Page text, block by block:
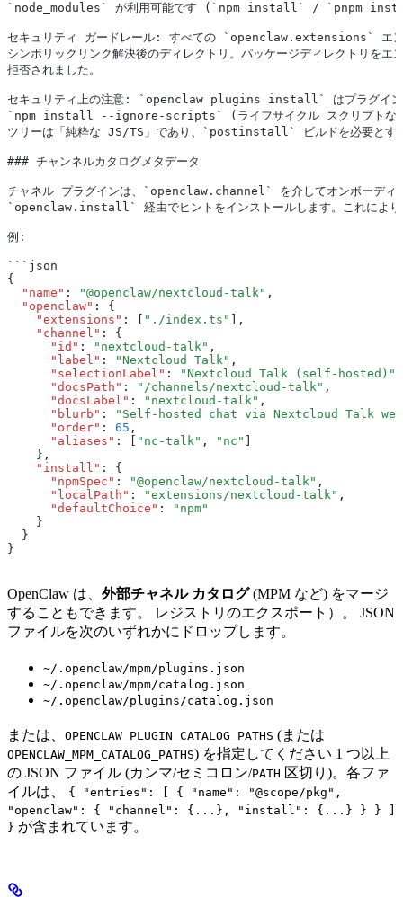
`node_modules` が利用可能です (`npm install` / `pnpm
セキュリティ ガードレール: すべての `openclaw.extensions` エン
シンボリックリンク解決後のディレクトリ。パッケージディレクトリをエ
拒否されました。
セキュリティ上の注意: `openclaw plugins install` はプラグインの
`npm install --ignore-scripts` (ライフサイクル スクリプトなし)
ツリーは「純粋な JS/TS」であり、`postinstall` ビルドを必要とする
### チャンネルカタログメタデータ
チャネル プラグインは、`openclaw.channel` を介してオンボーディ
`openclaw.install` 経由でヒントをインストールします。これにより
例:
```json
{
  "name"
: "@openclaw/nextcloud-talk" ,
  "openclaw"
:
{
    "extensions"
: "./index.ts"
,
    "channel"
:
{
      "id"
: "nextcloud-talk" ,
      "label"
: "Nextcloud Talk" ,
      "selectionLabel"
: "Nextcloud Talk (self-hosted)"
      "docsPath"
: "/channels/nextcloud-talk" ,
      "docsLabel"
: "nextcloud-talk" ,
      "blurb"
:
"Self-hosted chat via Nextcloud Talk
      "order"
: 65 ,
      "aliases"
: "nc-talk" , "nc"
    }
,
    "install"
:
{
      "npmSpec"
: "@openclaw/nextcloud-talk" ,
      "localPath"
: "extensions/nextcloud-talk" ,
      "defaultChoice"
:
"npm"
    }
  }
}
OpenClaw は、 外部チャネル カタログ(MPM など) をマージ
することもできます。 レジストリのエクスポート）。 JSON
ファイルを次のいずれかにドロップします。
~/.openclaw/mpm/plugins.json
~/.openclaw/mpm/catalog.json
~/.openclaw/plugins/catalog.json
または、 OPENCLAW_PLUGIN_CATALOG_PATHS (または
OPENCLAW_MPM_CATALOG_PATHS) を指定してください 1 つ以上
の JSON ファイル (カンマ/セミコロン/PATH 区切り)。各ファ
イルは、
{ "entries": [ { "name": "@scope/pkg",
"openclaw": { "channel": {...}, "install": {...} } } ]
} が含まれています。